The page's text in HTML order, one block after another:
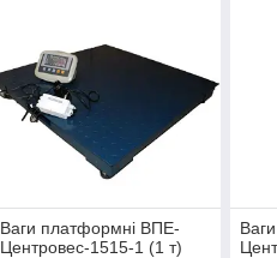
Ваги платформні ВПЕ-
Центровес-1515-1 (1 т)